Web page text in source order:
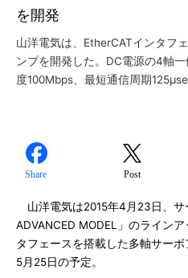
を開発
山洋電気は、EtherCATインタフ
ンプを開発した。DC電源の4軸
度100Mbps、最短通信周期
Share Post
山洋電気は2015年4月23日、サ
ADVANCED MODEL」のライン
タフェースを搭載した多軸サー
5月25日の予定。